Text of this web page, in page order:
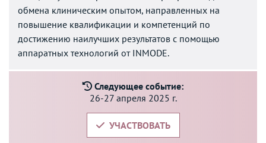
обмена клиническим опытом, направленных на
повышение квалификации и компетенций по
достижению наилучших результатов с помощью
аппаратных технологий от INMODE.
Следующее событие:
26-27 апреля 2025 г.
УЧАСТВОВАТЬ